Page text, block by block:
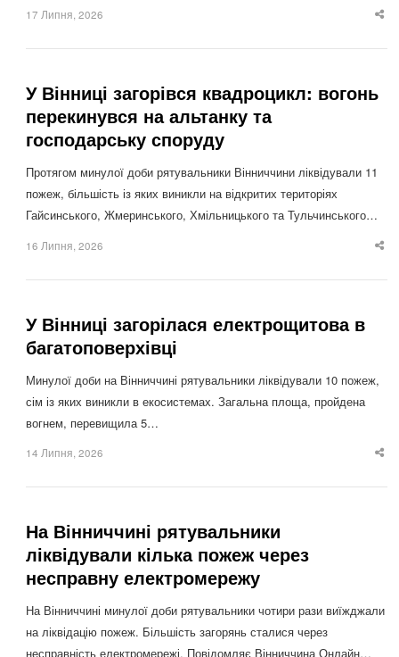
17 Липня, 2026
У Вінниці загорівся квадроцикл: вогонь
перекинувся на альтанку та
господарську споруду
Протягом минулої доби рятувальники Вінниччини ліквідували 11
пожеж, більшість із яких виникли на відкритих територіях
Гайсинського, Жмеринського, Хмільницького та Тульчинського…
16 Липня, 2026
У Вінниці загорілася електрощитова в
багатоповерхівці
Минулої доби на Вінниччині рятувальники ліквідували 10 пожеж,
сім із яких виникли в екосистемах. Загальна площа, пройдена
вогнем, перевищила 5…
14 Липня, 2026
На Вінниччині рятувальники
ліквідували кілька пожеж через
несправну електромережу
На Вінниччині минулої доби рятувальники чотири рази виїжджали
на ліквідацію пожеж. Більшість загорянь сталися через
несправність електромережі. Повідомляє Вінниччина Онлайн…